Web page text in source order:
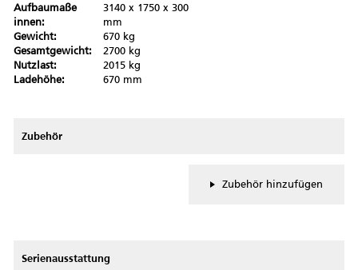
Aufbaumaße
innen:
3140 x 1750 x 300
mm
Gewicht:
670 kg
Gesamtgewicht:
2700 kg
Nutzlast:
2015 kg
Ladehöhe:
670 mm
Zubehör
Zubehör hinzufügen
Serienausstattung